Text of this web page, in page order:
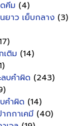
คีม (4)
ยาว เย็บกลาง (3)
เติม (14)
บคำผิด (243)
คำผิด (14)
กกาเคมี (40)